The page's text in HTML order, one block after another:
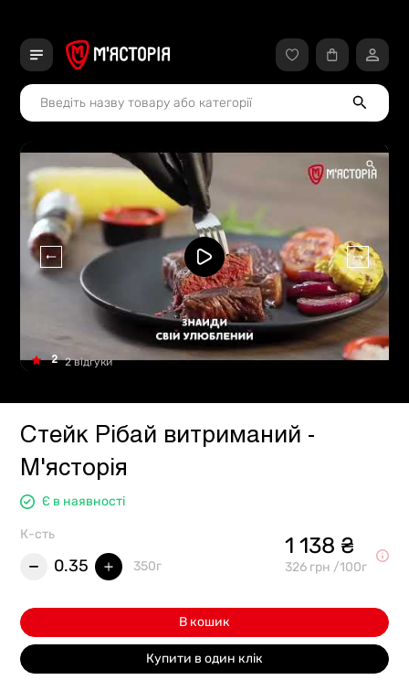
2 2 відгуки
Стейк Рібай витриманий -
М'ясторія
Є в наявності
К-сть
0.35 350г
1 138 ₴
326 грн /100г
В кошик
Купити в один клік